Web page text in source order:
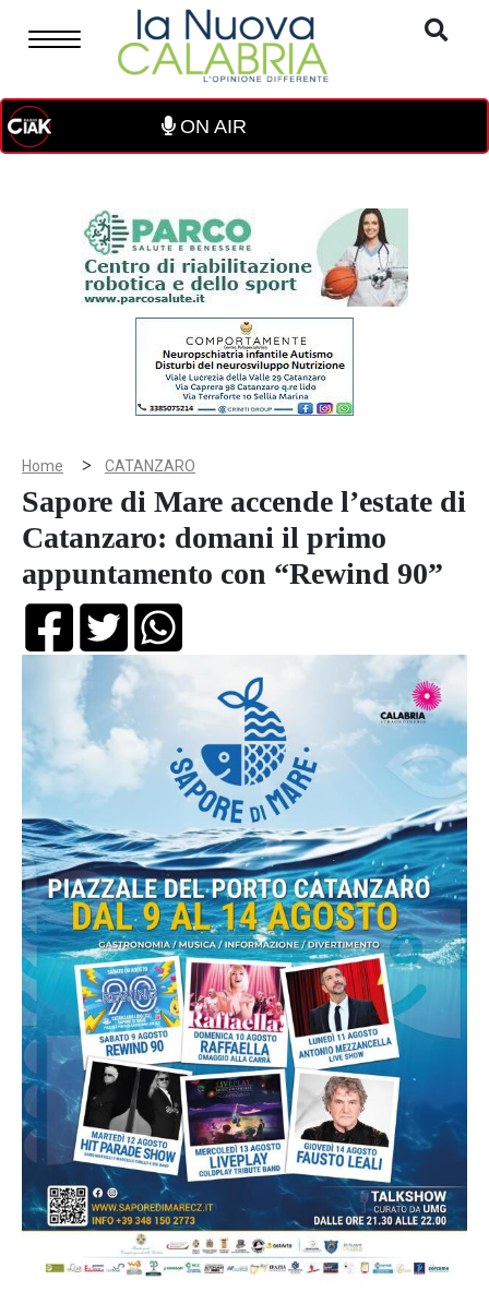
ON AIR
Home > CATANZARO
Sapore di Mare accende l’estate di
Catanzaro: domani il primo
appuntamento con “Rewind 90”